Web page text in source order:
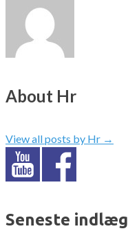
About Hr
View all posts by Hr →
Seneste indlæg